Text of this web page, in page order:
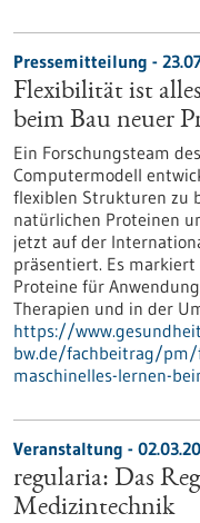
Pressemitteilung -
Flexibilität ist
beim Bau neuer
Ein Forschungsteam
Computermodell
flexiblen Strukturen zu
natürlichen Proteinen
jetzt auf der
präsentiert. Es
Proteine für
Therapien und in der
https://
bw.de/fachbeitrag/
maschinelles-lernen-
Veranstaltung -
regularia: Das
Medizintechnik